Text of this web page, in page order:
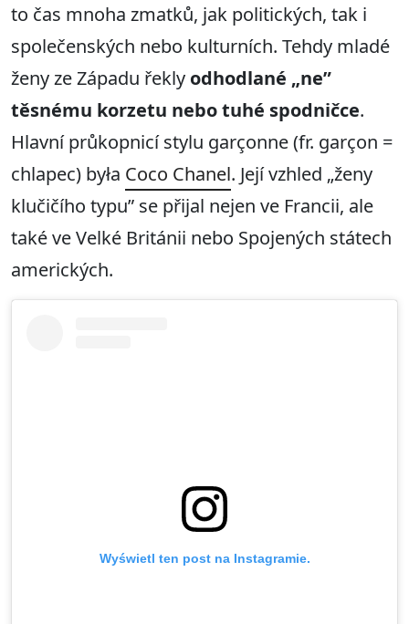
to čas mnoha zmatků, jak politických, tak i
společenských nebo kulturních. Tehdy mladé
ženy ze Západu řekly odhodlané „ne”
těsnému korzetu nebo tuhé spodničce.
Hlavní průkopnicí stylu garçonne (fr. garçon =
chlapec) była Coco Chanel. Její vzhled „ženy
klučičího typu” se přijal nejen ve Francii, ale
také ve Velké Británii nebo Spojených státech
amerických.
Wyświetl ten post na Instagramie.